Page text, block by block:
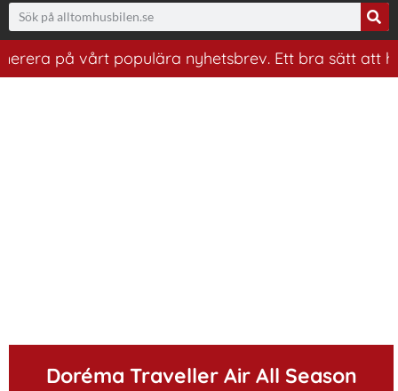
på vårt populära nyhetsbrev. Ett bra sätt att ha koll
Doréma Traveller Air All Season